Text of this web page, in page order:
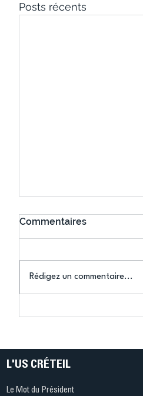
Posts récents
Commentaires
Rédigez un commentaire...
L'US CRÉTEIL
Le Mot du Président